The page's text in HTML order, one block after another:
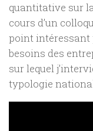
quantitative sur
cours d’un
point intéressant
besoins des
sur lequel
typologie